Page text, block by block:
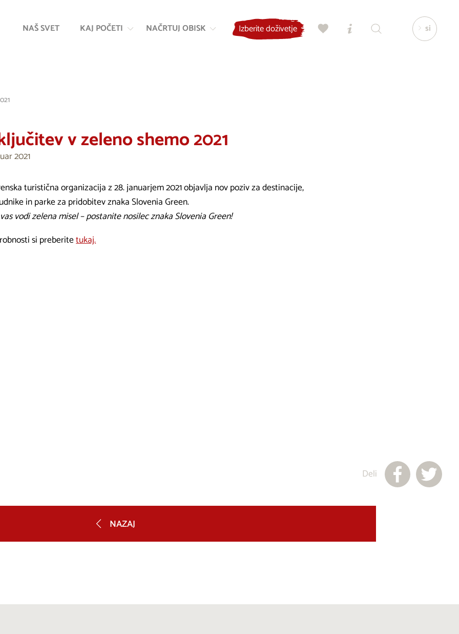
vsebino
NAŠ SVET KAJ POČETI NAČRTUJ OBISK Izberite doživetje si
v zeleno shemo 2021
2021
turistična organizacija z 28. januarjem 2021 objavlja nov poziv za destinacije,
in parke za pridobitev znaka Slovenia Green.
vodi zelena misel – postanite nosilec znaka Slovenia Green!
si preberitetukaj.
Deli
NAZAJ